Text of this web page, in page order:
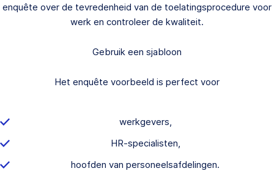
enquête over de tevredenheid van de toelatingsprocedure voor
werk en controleer de kwaliteit.
Gebruik een sjabloon
Het enquête voorbeeld is perfect voor
werkgevers,
HR-specialisten,
hoofden van personeelsafdelingen.